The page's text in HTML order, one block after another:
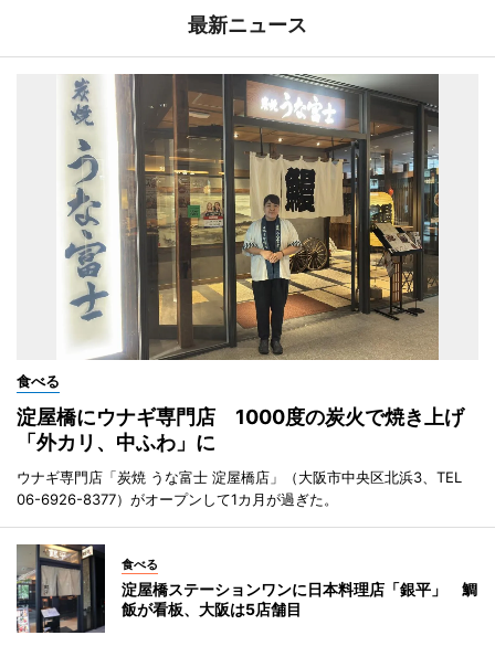
最新ニュース
食べる
淀屋橋にウナギ専門店 1000度の炭火で焼き上げ
「外カリ、中ふわ」に
ウナギ専門店「炭焼 うな富士 淀屋橋店」（大阪市中央区北浜3、TEL
06-6926-8377）がオープンして1カ月が過ぎた。
食べる
淀屋橋ステーションワンに日本料理店「銀平」 鯛
飯が看板、大阪は5店舗目